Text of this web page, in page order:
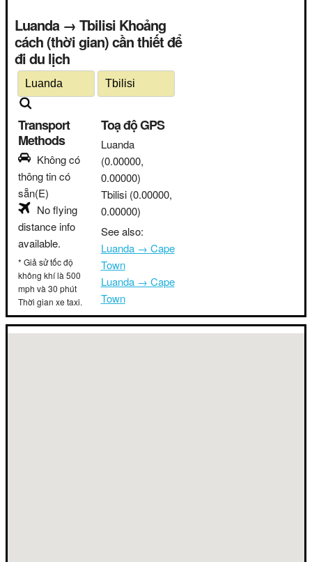
Luanda → Tbilisi Khoảng
cách (thời gian) cần thiết để
đi du lịch
Transport
Methods
Không có
thông tin có
sẵn(E)
No flying
distance info
available.
* Giả sử tốc độ
không khí là 500
mph và 30 phút
Thời gian xe taxi.
Toạ độ GPS
Luanda
(0.00000,
0.00000)
Tbilisi (0.00000,
0.00000)
See also:
Luanda → Cape
Town
Luanda → Cape
Town